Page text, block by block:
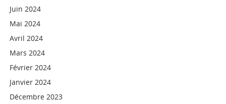
Juin 2024
Mai 2024
Avril 2024
Mars 2024
Février 2024
Janvier 2024
Décembre 2023